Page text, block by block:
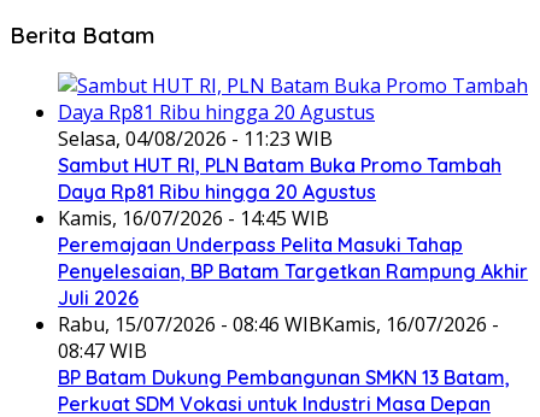
Berita Batam
Selasa, 04/08/2026 - 11:23 WIB
Sambut HUT RI, PLN Batam Buka Promo Tambah
Daya Rp81 Ribu hingga 20 Agustus
Kamis, 16/07/2026 - 14:45 WIB
Peremajaan Underpass Pelita Masuki Tahap
Penyelesaian, BP Batam Targetkan Rampung Akhir
Juli 2026
Rabu, 15/07/2026 - 08:46 WIBKamis, 16/07/2026 -
08:47 WIB
BP Batam Dukung Pembangunan SMKN 13 Batam,
Perkuat SDM Vokasi untuk Industri Masa Depan